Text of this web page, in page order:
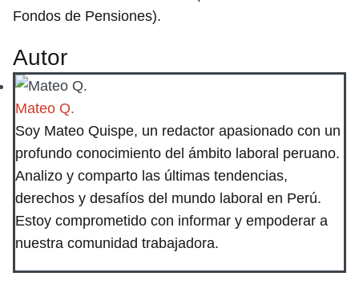
Fondos de Pensiones).
Autor
Mateo Q.
Soy Mateo Quispe, un redactor apasionado con un
profundo conocimiento del ámbito laboral peruano.
Analizo y comparto las últimas tendencias,
derechos y desafíos del mundo laboral en Perú.
Estoy comprometido con informar y empoderar a
nuestra comunidad trabajadora.